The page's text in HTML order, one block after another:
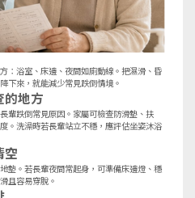
：浴室、床邊、夜間如廁動線。把濕滑、昏
下來，就能減少常見跌倒情境。
的地方
輩跌倒常見原因。家屬可檢查防滑墊、扶
。洗澡時若長輩站立不穩，應評估坐姿沐浴
空
墊。若長輩夜間常起身，可準備床邊燈、穩
且容易穿脫。